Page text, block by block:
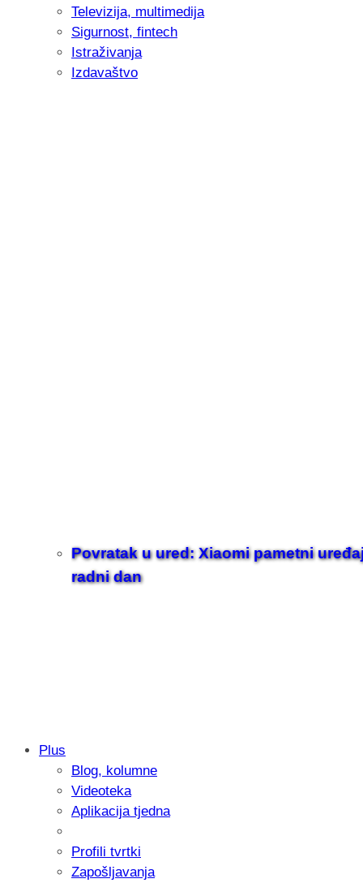
Televizija, multimedija
Sigurnost, fintech
Istraživanja
Izdavaštvo
Povratak u ured: Xiaomi pametni
radni dan
Samsung otkrio kako je nastajala
donijelo tanje i izdržljivije preklopne
Plus
Blog, kolumne
Videoteka
Aplikacija tjedna
Profili tvrtki
Zapošljavanja